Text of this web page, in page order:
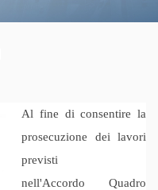
Al fine di consentire la
prosecuzione dei lavori
previsti
nell'Accordo Quadro